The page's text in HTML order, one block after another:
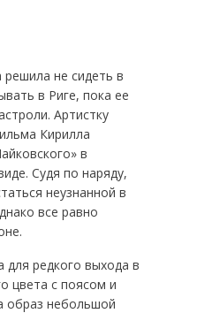
решила не сидеть в
в Риге, пока ее
Артистку
Кирилла
в
Судя по наряду,
неузнанной в
все равно
редкого выхода в
цвета с поясом и
образ небольшой